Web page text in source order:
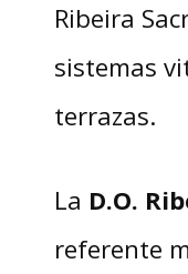
Ribeira
sistemas
terrazas.
La D.O.
referente